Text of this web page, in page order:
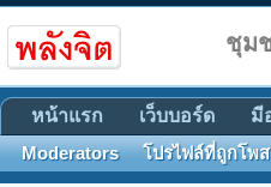
ชุม
หน้าแรก เว็บบอร์ด มี
Moderators โปรไฟล์ที่ถูกโพ